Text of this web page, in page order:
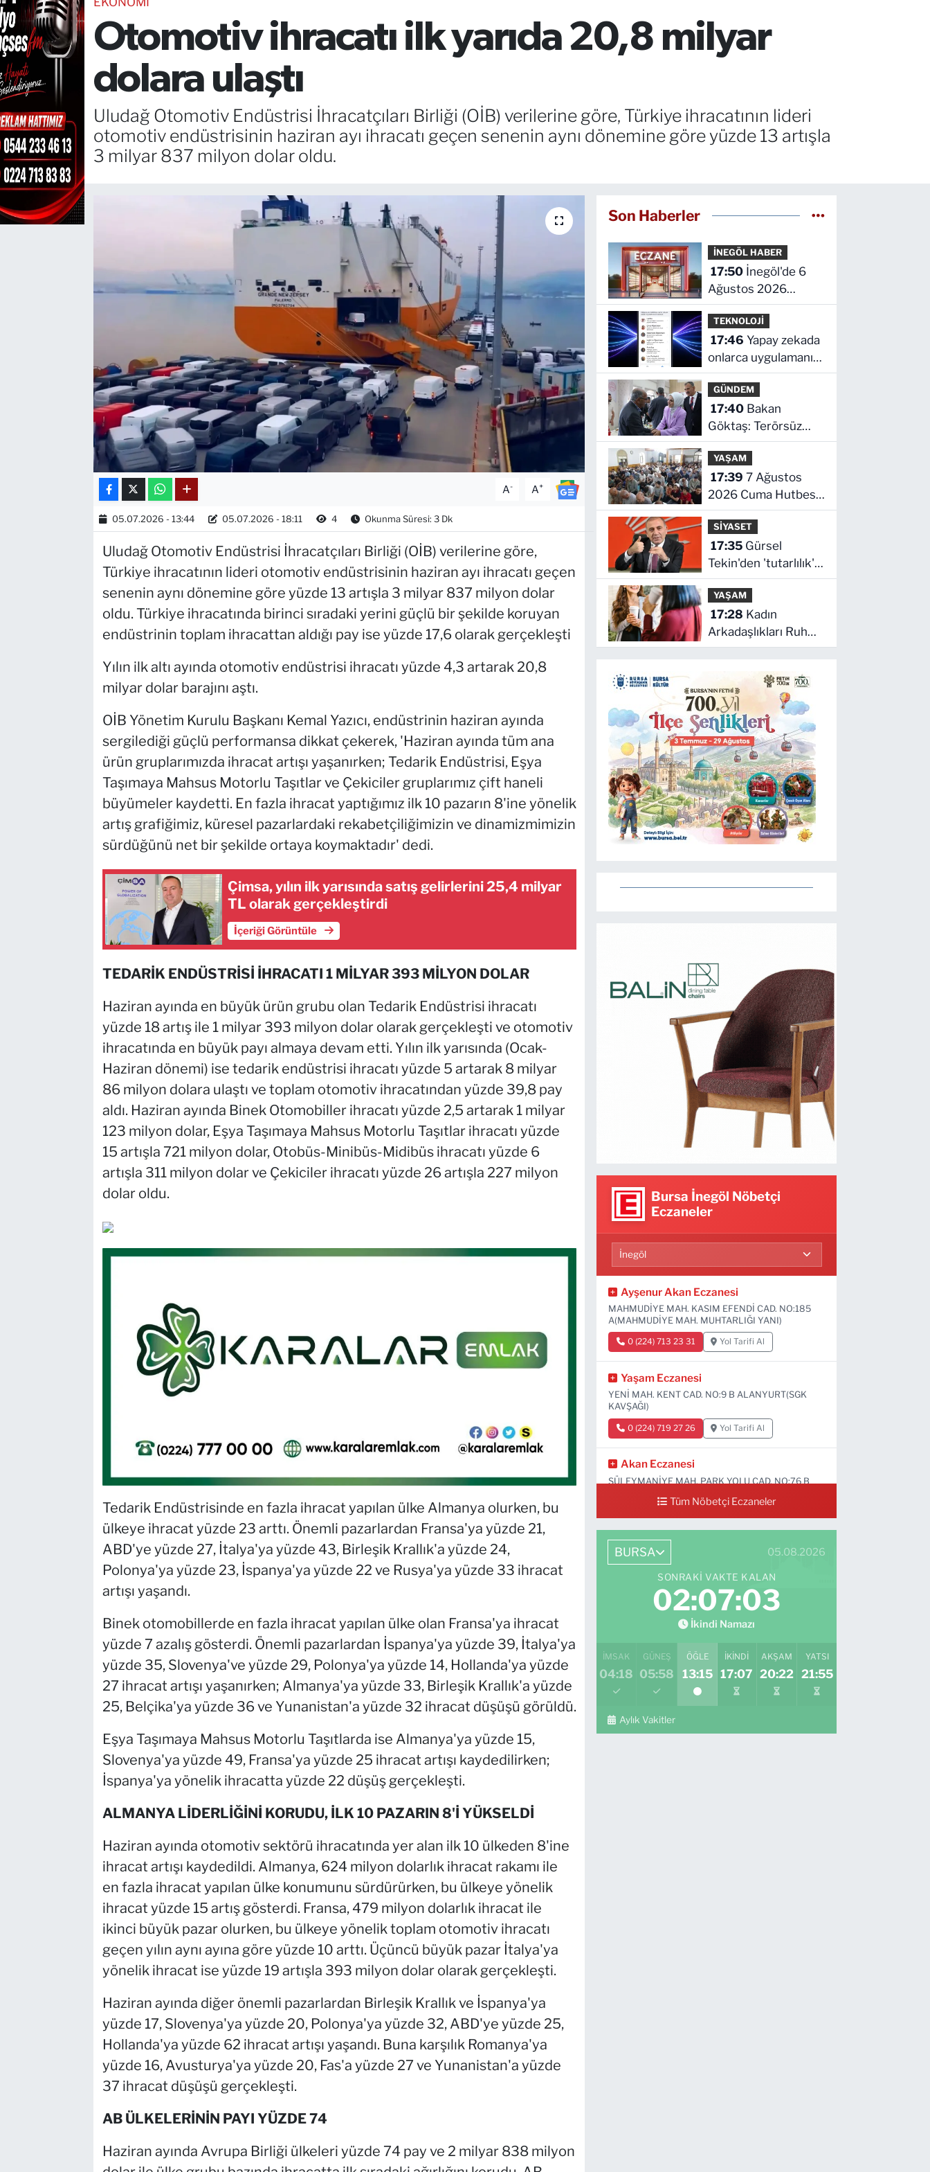
Otomotiv ihracatı ilk yarıda 20,8 milyar
dolara ulaştı
Uludağ Otomotiv Endüstrisi İhracatçıları Birliği (OİB) verilerine göre, Türkiye ihracatının lideri
otomotiv endüstrisinin haziran ayı ihracatı geçen senenin aynı dönemine göre yüzde 13 artışla
3 milyar 837 milyon dolar oldu.
A- A+
05.07.2026 - 13:44 05.07.2026 - 18:11 4 Okunma Süresi: 3 Dk
Uludağ Otomotiv Endüstrisi İhracatçıları Birliği (OİB) verilerine göre,
Türkiye ihracatının lideri otomotiv endüstrisinin haziran ayı ihracatı geçen
senenin aynı dönemine göre yüzde 13 artışla 3 milyar 837 milyon dolar
oldu. Türkiye ihracatında birinci sıradaki yerini güçlü bir şekilde koruyan
endüstrinin toplam ihracattan aldığı pay ise yüzde 17,6 olarak gerçekleşti
Yılın ilk altı ayında otomotiv endüstrisi ihracatı yüzde 4,3 artarak 20,8
milyar dolar barajını aştı.
OİB Yönetim Kurulu Başkanı Kemal Yazıcı, endüstrinin haziran ayında
sergilediği güçlü performansa dikkat çekerek, 'Haziran ayında tüm ana
ürün gruplarımızda ihracat artışı yaşanırken; Tedarik Endüstrisi, Eşya
Taşımaya Mahsus Motorlu Taşıtlar ve Çekiciler gruplarımız çift haneli
büyümeler kaydetti. En fazla ihracat yaptığımız ilk 10 pazarın 8'ine yönelik
artış grafiğimiz, küresel pazarlardaki rekabetçiliğimizin ve dinamizmimizin
sürdüğünü net bir şekilde ortaya koymaktadır' dedi.
Çimsa, yılın ilk yarısında satış gelirlerini 25,4 milyar
TL olarak gerçekleştirdi
İçeriği Görüntüle
TEDARİK ENDÜSTRİSİ İHRACATI 1 MİLYAR 393 MİLYON DOLAR
Haziran ayında en büyük ürün grubu olan Tedarik Endüstrisi ihracatı
yüzde 18 artış ile 1 milyar 393 milyon dolar olarak gerçekleşti ve otomotiv
ihracatında en büyük payı almaya devam etti. Yılın ilk yarısında (Ocak-
Haziran dönemi) ise tedarik endüstrisi ihracatı yüzde 5 artarak 8 milyar
86 milyon dolara ulaştı ve toplam otomotiv ihracatından yüzde 39,8 pay
aldı. Haziran ayında Binek Otomobiller ihracatı yüzde 2,5 artarak 1 milyar
123 milyon dolar, Eşya Taşımaya Mahsus Motorlu Taşıtlar ihracatı yüzde
15 artışla 721 milyon dolar, Otobüs-Minibüs-Midibüs ihracatı yüzde 6
artışla 311 milyon dolar ve Çekiciler ihracatı yüzde 26 artışla 227 milyon
dolar oldu.
Tedarik Endüstrisinde en fazla ihracat yapılan ülke Almanya olurken, bu
ülkeye ihracat yüzde 23 arttı. Önemli pazarlardan Fransa'ya yüzde 21,
ABD'ye yüzde 27, İtalya'ya yüzde 43, Birleşik Krallık'a yüzde 24,
Polonya'ya yüzde 23, İspanya'ya yüzde 22 ve Rusya'ya yüzde 33 ihracat
artışı yaşandı.
Binek otomobillerde en fazla ihracat yapılan ülke olan Fransa'ya ihracat
yüzde 7 azalış gösterdi. Önemli pazarlardan İspanya'ya yüzde 39, İtalya'ya
yüzde 35, Slovenya've yüzde 29, Polonya'ya yüzde 14, Hollanda'ya yüzde
27 ihracat artışı yaşanırken; Almanya'ya yüzde 33, Birleşik Krallık'a yüzde
25, Belçika'ya yüzde 36 ve Yunanistan'a yüzde 32 ihracat düşüşü görüldü.
Eşya Taşımaya Mahsus Motorlu Taşıtlarda ise Almanya'ya yüzde 15,
Slovenya'ya yüzde 49, Fransa'ya yüzde 25 ihracat artışı kaydedilirken;
İspanya'ya yönelik ihracatta yüzde 22 düşüş gerçekleşti.
ALMANYA LİDERLİĞİNİ KORUDU, İLK 10 PAZARIN 8'İ YÜKSELDİ
Haziran ayında otomotiv sektörü ihracatında yer alan ilk 10 ülkeden 8'ine
ihracat artışı kaydedildi. Almanya, 624 milyon dolarlık ihracat rakamı ile
en fazla ihracat yapılan ülke konumunu sürdürürken, bu ülkeye yönelik
ihracat yüzde 15 artış gösterdi. Fransa, 479 milyon dolarlık ihracat ile
ikinci büyük pazar olurken, bu ülkeye yönelik toplam otomotiv ihracatı
geçen yılın aynı ayına göre yüzde 10 arttı. Üçüncü büyük pazar İtalya'ya
yönelik ihracat ise yüzde 19 artışla 393 milyon dolar olarak gerçekleşti.
Haziran ayında diğer önemli pazarlardan Birleşik Krallık ve İspanya'ya
yüzde 17, Slovenya'ya yüzde 20, Polonya'ya yüzde 32, ABD'ye yüzde 25,
Hollanda'ya yüzde 62 ihracat artışı yaşandı. Buna karşılık Romanya'ya
yüzde 16, Avusturya'ya yüzde 20, Fas'a yüzde 27 ve Yunanistan'a yüzde
37 ihracat düşüşü gerçekleşti.
AB ÜLKELERİNİN PAYI YÜZDE 74
Haziran ayında Avrupa Birliği ülkeleri yüzde 74 pay ve 2 milyar 838 milyon
Son Haberler
İNEGÖL HABER
17:50
Ağustos 2026
Perşembe Nöbetçi
Eczaneler
TEKNOLOJİ
17:46 Yapay zekada
onlarca uygulamanın
yerini tek asistan
alabilir
GÜNDEM
17:40
Göktaş: Terörsüz
Türkiye tarihi bir
adımdır
YAŞAM
17:39 7 Ağustos
2026 Cuma Hutbesi
yayınlandı!
SİYASET
17:35
Tekin'den 'tutarlılık'
mesajı... Tarihi
meselelerde pusula
net olmalı
YAŞAM
17:28
Arkadaşlıkları Ruh
Sağlığını
Her İlişki
Destekleyici Değil
Bursa İnegöl Nöbetçi
Eczaneler
Ayşenur Akan Eczanesi
MAHMUDİYE MAH. KASIM EFENDİ CAD. NO:185
A(MAHMUDİYE MAH. MUHTARLIĞI YANI)
0 (224) 713 23 31 Yol Tarifi Al
Yaşam Eczanesi
YENİ MAH. KENT CAD. NO:9 B ALANYURT(SGK
KAVŞAĞI)
0 (224) 719 27 26 Yol Tarifi Al
Akan Eczanesi
SÜLEYMANİYE MAH. PARK YOLU CAD. NO:76 B
0 (224) 713 66 64 Yol Tarifi Al
Tüm Nöbetçi Eczaneler
BURSA 05.08.2026
SONRAKI VAKTE KALAN
02:07:02
İkindi Namazı
İMSAK
04:18
GÜNEŞ
05:58
ÖĞLE
13:15
İKINDI
17:07
AKŞAM
20:22
YATSI
21:55
Aylık Vakitler
TEKNOLOJİ
CANLI DİNLE
RESMİ İLANLAR
Gencsesfm Canlı Dinle